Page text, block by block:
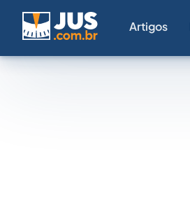
Artigos